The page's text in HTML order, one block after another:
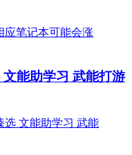
能助学习 武能打游